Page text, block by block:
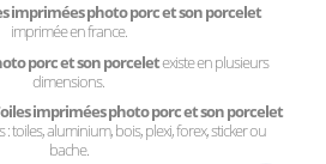
imprimées photo porc et son porcelet
imprimée en france.
porc et son porceletexiste en plusieurs
dimensions.
imprimées photo porc et son porcelet
toiles, aluminium, bois, plexi, forex, sticker ou
bache.